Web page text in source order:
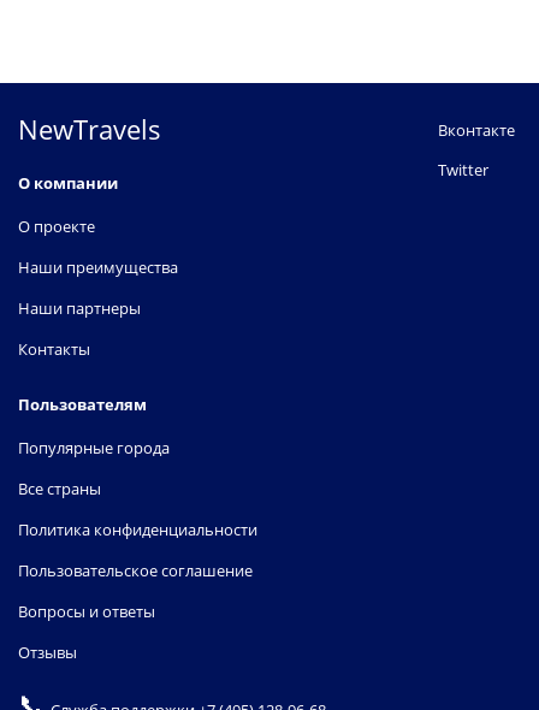
NewTravels
О компании
О проекте
Наши преимущества
Наши партнеры
Контакты
Пользователям
Популярные города
Все страны
Политика конфиденциальности
Пользовательское соглашение
Вопросы и ответы
Отзывы
Вконтакте
Twitter